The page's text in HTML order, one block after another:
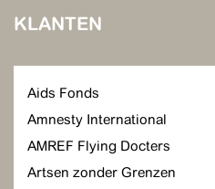
KLANTEN
Aids Fonds
Amnesty International
AMREF Flying Docters
Artsen zonder Grenzen